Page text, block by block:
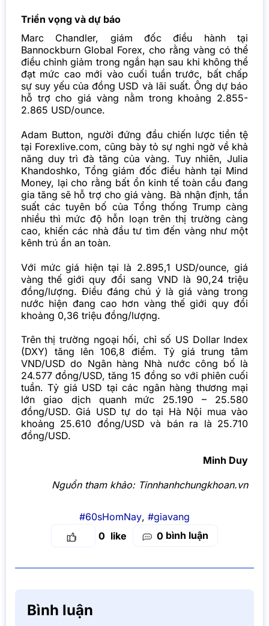
Triển vọng và dự báo
Marc Chandler, giám đốc điều hành tại
Bannockburn Global Forex, cho rằng vàng có thể
điều chỉnh giảm trong ngắn hạn sau khi không thể
đạt mức cao mới vào cuối tuần trước, bất chấp
sự suy yếu của đồng USD và lãi suất. Ông dự báo
hỗ trợ cho giá vàng nằm trong khoảng 2.855-
2.865 USD/ounce.
Adam Button, người đứng đầu chiến lược tiền tệ
tại Forexlive.com, cũng bày tỏ sự nghi ngờ về khả
năng duy trì đà tăng của vàng. Tuy nhiên, Julia
Khandoshko, Tổng giám đốc điều hành tại Mind
Money, lại cho rằng bất ổn kinh tế toàn cầu đang
gia tăng sẽ hỗ trợ cho giá vàng. Bà nhận định, tần
suất các tuyên bố của Tổng thống Trump càng
nhiều thì mức độ hỗn loạn trên thị trường càng
cao, khiến các nhà đầu tư tìm đến vàng như một
kênh trú ẩn an toàn.
Với mức giá hiện tại là 2.895,1 USD/ounce,giá
vàng thế giới quy đổi sang VND là 90,24 triệu
đồng/lượng. Điều đáng chú ý là giá vàng trong
nước hiện đang cao hơn vàng thế giới quy đổi
khoảng 0,36 triệu đồng/lượng.
Trên thị trường ngoại hối, chỉ số US Dollar Index
(DXY) tăng lên 106,8 điểm. Tỷ giá trung tâm
VND/USD do Ngân hàng Nhà nước công bố là
24.577 đồng/USD, tăng 15 đồng so với phiên cuối
tuần. Tỷ giá USD tại các ngân hàng thương mại
lớn giao dịch quanh mức 25.190 – 25.580
đồng/USD. Giá USD tự do tại Hà Nội mua vào
khoảng 25.610 đồng/USD và bán ra là 25.710
đồng/USD.
Minh Duy
Nguồn tham khảo: Tinnhanhchungkhoan.vn
#60sHomNay, #giavang
0
0 bình luận
Bình luận